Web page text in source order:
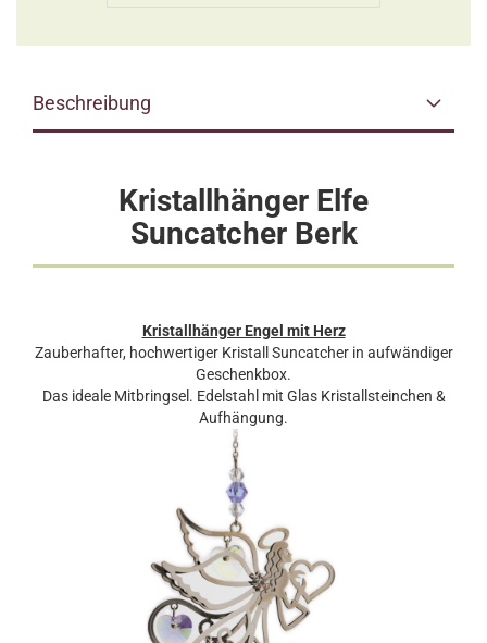
Beschreibung
Kristallhänger Elfe
Suncatcher Berk
Kristallhänger Engel mit Herz
Zauberhafter, hochwertiger Kristall Suncatcher in aufwändiger
Geschenkbox.
Das ideale Mitbringsel. Edelstahl mit Glas Kristallsteinchen &
Aufhängung.